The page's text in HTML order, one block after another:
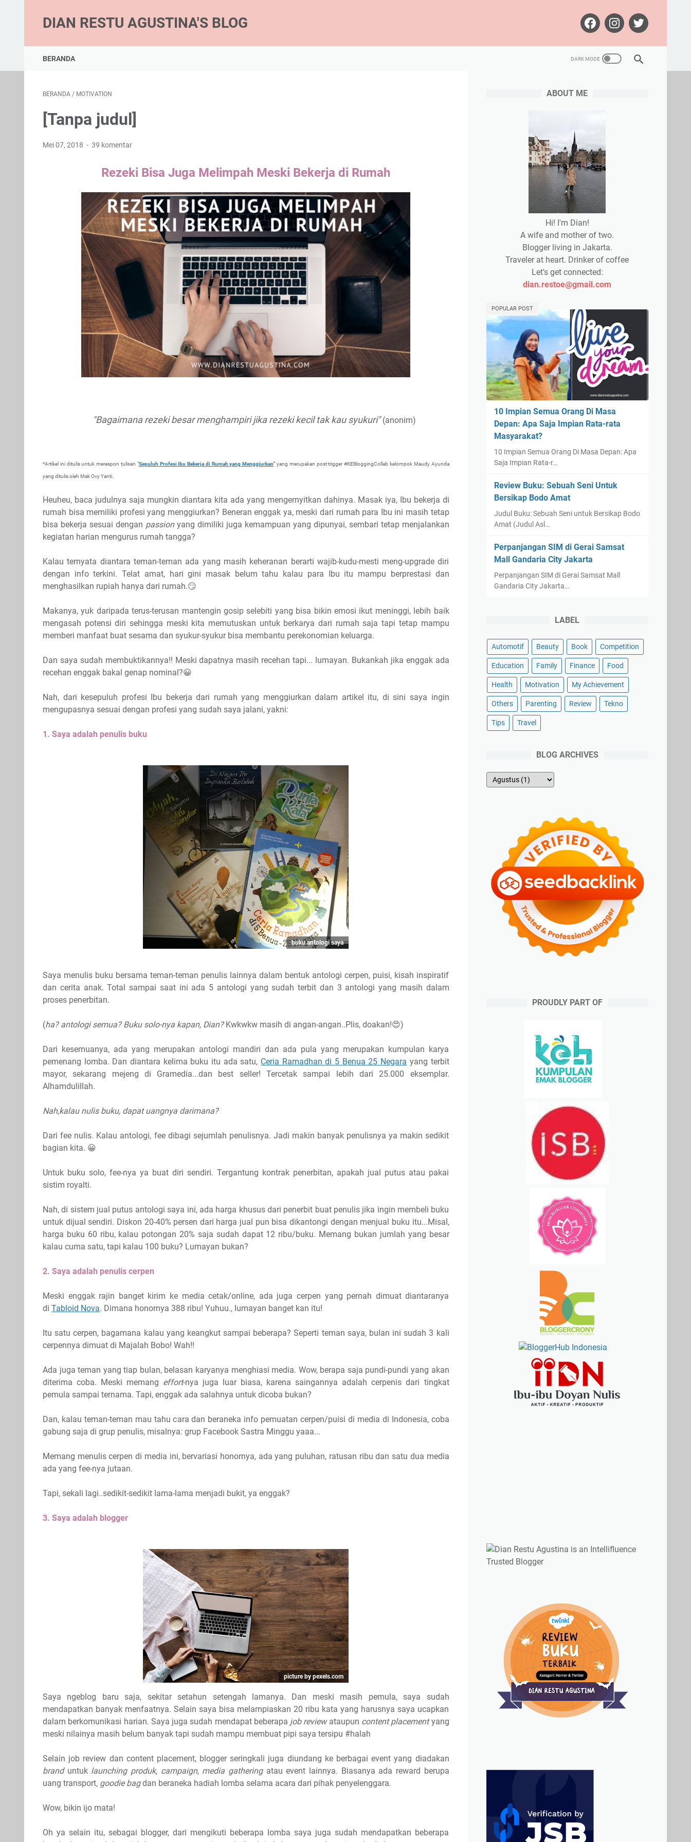
DIAN RESTU AGUSTINA'S BLOG
BERANDA
BERANDA / MOTIVATION
[Tanpa judul]
Mei 07, 2018 39 komentar
Rezeki Bisa Juga Melimpah Meski Bekerja di Rumah
"Bagaimana rezeki besar menghampiri jika rezeki kecil tak kau syukuri"(anonim)
*Artikel ini ditulis untuk merespon tulisan "Sepuluh Profesi Ibu Bekerja di Rumah yang Menggiurkan"yang merupakan post trigger #KEBloggingCollab kelompok Maudy Ayunda
yang ditulis oleh Mak Ovy Yanti.
Heuheu, baca judulnya saja mungkin diantara kita ada yang mengernyitkan dahinya. Masak iya, Ibu bekerja di
rumah bisa memiliki profesi yang menggiurkan? Beneran enggak ya, meski dari rumah para Ibu ini masih tetap
bisa bekerja sesuai dengan passionyang dimiliki juga kemampuan yang dipunyai, sembari tetap menjalankan
kegiatan harian mengurus rumah tangga?
Kalau ternyata diantara teman-teman ada yang masih keheranan berarti wajib-kudu-mesti meng-upgrade diri
dengan info terkini. Telat amat, hari gini masak belum tahu kalau para Ibu itu mampu berprestasi dan
menghasilkan rupiah hanya dari rumah.😏
Makanya, yuk daripada terus-terusan mantengin gosip selebiti yang bisa bikin emosi ikut meninggi, lebih baik
mengasah potensi diri sehingga meski kita memutuskan untuk berkarya dari rumah saja tapi tetap mampu
memberi manfaat buat sesama dan syukur-syukur bisa membantu perekonomian keluarga.
Dan saya sudah membuktikannya!! Meski dapatnya masih recehan tapi... lumayan. Bukankah jika enggak ada
recehan enggak bakal genap nominal?😀
Nah, dari kesepuluh profesi Ibu bekerja dari rumah yang menggiurkan dalam artikel itu, di sini saya ingin
mengupasnya sesuai dengan profesi yang sudah saya jalani, yakni:
1. Saya adalah penulis buku
buku antologi saya
Saya menulis buku bersama teman-teman penulis lainnya dalam bentuk antologi cerpen, puisi, kisah inspiratif
dan cerita anak. Total sampai saat ini ada 5 antologi yang sudah terbit dan 3 antologi yang masih dalam
proses penerbitan.
(ha? antologi semua? Buku solo-nya kapan, Dian? Kwkwkw masih di angan-angan..Plis, doakan!😍)
Dari kesemuanya, ada yang merupakan antologi mandiri dan ada pula yang merupakan kumpulan karya
pemenang lomba. Dan diantara kelima buku itu ada satu, Ceria Ramadhan di 5 Benua 25 Negara yang terbit
mayor, sekarang mejeng di Gramedia...dan best seller! Tercetak sampai lebih dari 25.000 eksemplar.
Alhamdulillah.
Nah,kalau nulis buku, dapat uangnya darimana?
Dari fee nulis. Kalau antologi, fee dibagi sejumlah penulisnya. Jadi makin banyak penulisnya ya makin sedikit
bagian kita. 😀
Untuk buku solo, fee-nya ya buat diri sendiri. Tergantung kontrak penerbitan, apakah jual putus atau pakai
sistim royalti.
Nah, di sistem jual putus antologi saya ini, ada harga khusus dari penerbit buat penulis jika ingin membeli buku
untuk dijual sendiri. Diskon 20-40% persen dari harga jual pun bisa dikantongi dengan menjual buku itu...Misal,
harga buku 60 ribu, kalau potongan 20% saja sudah dapat 12 ribu/buku. Memang bukan jumlah yang besar
kalau cuma satu, tapi kalau 100 buku? Lumayan bukan?
2. Saya adalah penulis cerpen
Meski enggak rajin banget kirim ke media cetak/online, ada juga cerpen yang pernah dimuat diantaranya
di Tabloid Nova. Dimana honornya 388 ribu! Yuhuu., lumayan banget kan itu!
Itu satu cerpen, bagamana kalau yang keangkut sampai beberapa? Seperti teman saya, bulan ini sudah 3 kali
cerpennya dimuat di Majalah Bobo! Wah!!
Ada juga teman yang tiap bulan, belasan karyanya menghiasi media. Wow, berapa saja pundi-pundi yang akan
diterima coba. Meski memang effort-nya juga luar biasa, karena saingannya adalah cerpenis dari tingkat
pemula sampai ternama. Tapi, enggak ada salahnya untuk dicoba bukan?
Dan, kalau teman-teman mau tahu cara dan beraneka info pemuatan cerpen/puisi di media di Indonesia, coba
gabung saja di grup penulis, misalnya: grup Facebook Sastra Minggu yaaa...
Memang menulis cerpen di media ini, bervariasi honornya, ada yang puluhan, ratusan ribu dan satu dua media
ada yang fee-nya jutaan.
Tapi, sekali lagi..sedikit-sedikit lama-lama menjadi bukit, ya enggak?
3. Saya adalah blogger
picture by pexels.com
Saya ngeblog baru saja, sekitar setahun setengah lamanya. Dan meski masih pemula, saya sudah
mendapatkan banyak menfaatnya. Selain saya bisa melampiaskan 20 ribu kata yang harusnya saya ucapkan
dalam berkomunikasi harian. Saya juga sudah mendapat beberapa job reviewataupun content placementyang
meski nilainya masih belum banyak tapi sudah mampu membuat pipi saya tersipu #halah
Selain job review dan content placement, blogger seringkali juga diundang ke berbagai event yang diadakan
branduntuk launching produk, campaign, media gathering atau event lainnya. Biasanya ada reward berupa
uang transport, goodie bagdan beraneka hadiah lomba selama acara dari pihak penyelenggara.
Wow, bikin ijo mata!
Oh ya selain itu, sebagai blogger, dari mengikuti beberapa lomba saya juga sudah mendapatkan beberapa
ABOUT ME
Hi! I'm Dian!
A wife and mother of two.
Blogger living in Jakarta.
Traveler at heart. Drinker of coffee
Let's get connected:
dian.restoe@gmail.com
POPULAR POST
10 Impian Semua Orang Di Masa
Depan: Apa Saja Impian Rata-rata
Masyarakat?
10 Impian Semua Orang Di Masa Depan: Apa
Saja Impian Rata-r…
Review Buku: Sebuah Seni Untuk
Bersikap Bodo Amat
Judul Buku: Sebuah Seni untuk Bersikap Bodo
Amat (Judul Asl…
Perpanjangan SIM di Gerai Samsat
Mall Gandaria City Jakarta
Perpanjangan SIM di Gerai Samsat Mall
Gandaria City Jakarta…
LABEL
Automotif Beauty Book Competition
Education Family Finance Food
Health Motivation My Achievement
Others Parenting Review Tekno
Tips Travel
BLOG ARCHIVES
PROUDLY PART OF